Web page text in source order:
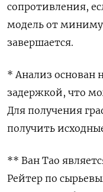
сопротивления,
модель от
завершается.
* Анализ основан
задержкой, что
Для получения
получить
** Ван Тао
Рейтер по